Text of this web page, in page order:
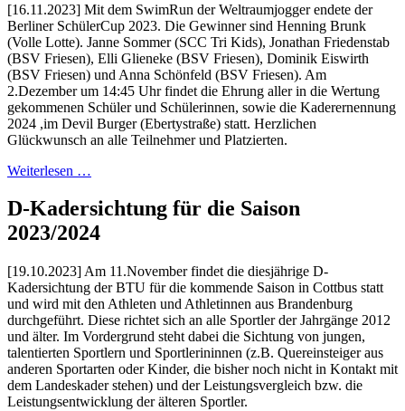
[16.11.2023] Mit dem SwimRun der Weltraumjogger endete der
Berliner SchülerCup 2023. Die Gewinner sind Henning Brunk
(Volle Lotte). Janne Sommer (SCC Tri Kids), Jonathan Friedenstab
(BSV Friesen), Elli Glieneke (BSV Friesen), Dominik Eiswirth
(BSV Friesen) und Anna Schönfeld (BSV Friesen). Am
2.Dezember um 14:45 Uhr findet die Ehrung aller in die Wertung
gekommenen Schüler und Schülerinnen, sowie die Kaderernennung
2024 ,im Devil Burger (Ebertystraße) statt. Herzlichen
Glückwunsch an alle Teilnehmer und Platzierten.
Weiterlesen …
D-Kadersichtung für die Saison
2023/2024
[19.10.2023] Am 11.November findet die diesjährige D-
Kadersichtung der BTU für die kommende Saison in Cottbus statt
und wird mit den Athleten und Athletinnen aus Brandenburg
durchgeführt. Diese richtet sich an alle Sportler der Jahrgänge 2012
und älter. Im Vordergrund steht dabei die Sichtung von jungen,
talentierten Sportlern und Sportlerininnen (z.B. Quereinsteiger aus
anderen Sportarten oder Kinder, die bisher noch nicht in Kontakt mit
dem Landeskader stehen) und der Leistungsvergleich bzw. die
Leistungsentwicklung der älteren Sportler.